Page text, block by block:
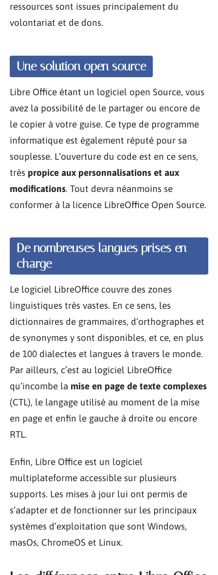
ressources sont issues principalement du
volontariat et de dons.
Une solution open source
Libre Office étant un logiciel open Source, vous
avez la possibilité de le partager ou encore de
le copier à votre guise. Ce type de programme
informatique est également réputé pour sa
souplesse. L’ouverture du code est en ce sens,
très propice aux personnalisations et aux
modifications. Tout devra néanmoins se
conformer à la licence LibreOffice Open Source.
De nombreuses langues prises en
charge
Le logiciel LibreOffice couvre des zones
linguistiques très vastes. En ce sens, les
dictionnaires de grammaires, d’orthographes et
de synonymes y sont disponibles, et ce, en plus
de 100 dialectes et langues à travers le monde.
Par ailleurs, c’est au logiciel LibreOffice
qu’incombe la mise en page de texte complexes
(CTL), le langage utilisé au moment de la mise
en page et enfin le gauche à droite ou encore
RTL.
Enfin, Libre Office est un logiciel
multiplateforme accessible sur plusieurs
supports. Les mises à jour lui ont permis de
s’adapter et de fonctionner sur les principaux
systèmes d’exploitation que sont Windows,
masOs, ChromeOS et Linux.